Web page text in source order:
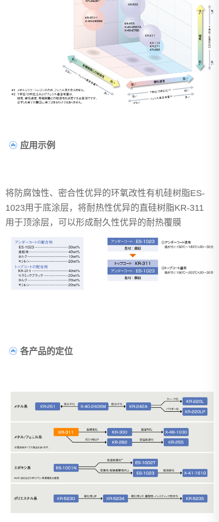
应用示例
将防腐蚀性、密合性优异的环氧改性有机硅树脂ES-
1023用于底涂层，将耐热性优异的直硅树脂KR-311
用于顶涂层，可以形成耐久性优异的耐热覆膜
各产品的定位